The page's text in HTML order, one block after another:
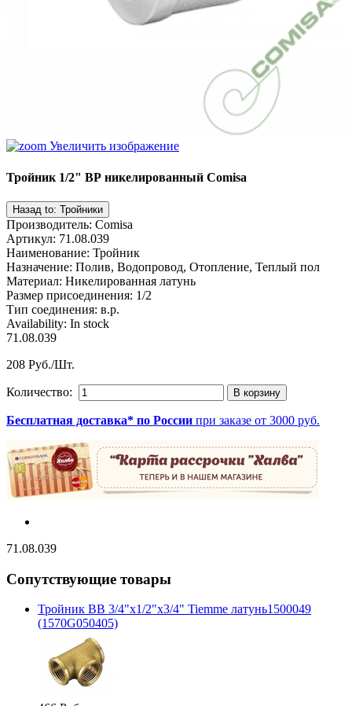
Увеличить изображение
Тройник 1/2" ВР никелированный Comisa
Производитель: Comisa
Артикул: 71.08.039
Наименование: Тройник
Назначение: Полив, Водопровод, Отопление, Теплый пол
Материал: Никелированная латунь
Размер присоединения: 1/2
Тип соединения: в.р.
Availability: In stock
71.08.039
208 Руб./Шт.
Количество:
Бесплатная доставка* по России при заказе от 3000 руб.
71.08.039
Сопутствующие товары
Тройник ВВ 3/4"х1/2"х3/4" Tiemme латунь1500049
(1570G050405)